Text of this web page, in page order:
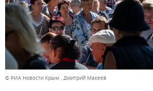
© РИА Новости Крым . Дмитрий Макеев